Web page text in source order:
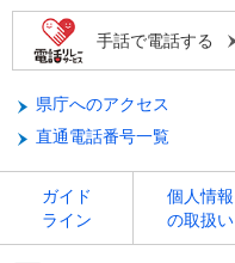
手話で電話する
県庁へのアクセス
直通電話番号一覧
ガイド
ライン
個人情報
の取扱い